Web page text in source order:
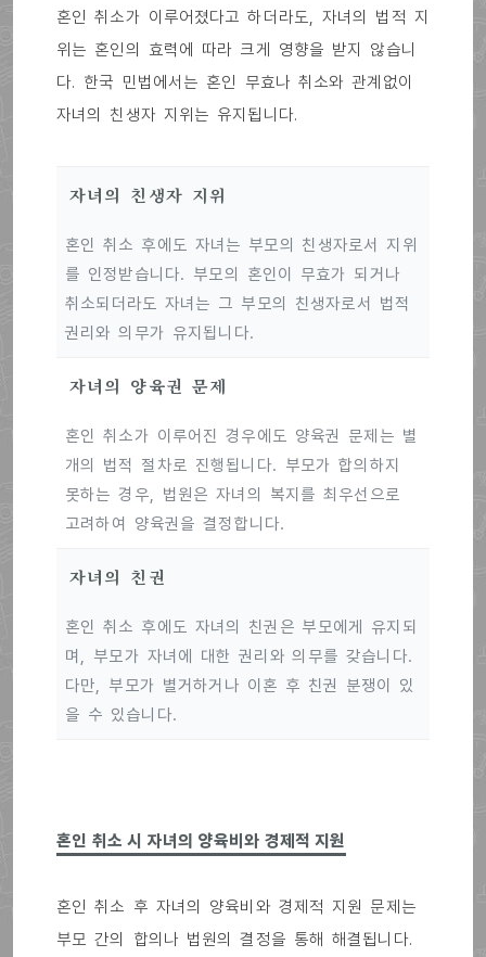
혼인 취소가 이루어졌다고 하더라도, 자녀의 법적 지
위는 혼인의 효력에 따라 크게 영향을 받지 않습니
다. 한국 민법에서는 혼인 무효나 취소와 관계없이
자녀의 친생자 지위는 유지됩니다.
자녀의 친생자 지위
혼인 취소 후에도 자녀는 부모의 친생자로서 지위
를 인정받습니다. 부모의 혼인이 무효가 되거나
취소되더라도 자녀는 그 부모의 친생자로서 법적
권리와 의무가 유지됩니다.
자녀의 양육권 문제
혼인 취소가 이루어진 경우에도 양육권 문제는 별
개의 법적 절차로 진행됩니다. 부모가 합의하지
못하는 경우, 법원은 자녀의 복지를 최우선으로
고려하여 양육권을 결정합니다.
자녀의 친권
혼인 취소 후에도 자녀의 친권은 부모에게 유지되
며, 부모가 자녀에 대한 권리와 의무를 갖습니다.
다만, 부모가 별거하거나 이혼 후 친권 분쟁이 있
을 수 있습니다.
혼인 취소 시 자녀의 양육비와 경제적 지원
혼인 취소 후 자녀의 양육비와 경제적 지원 문제는
부모 간의 합의나 법원의 결정을 통해 해결됩니다.